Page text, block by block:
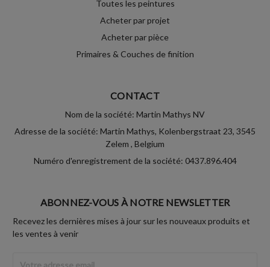
Toutes les peintures
Acheter par projet
Acheter par pièce
Primaires & Couches de finition
CONTACT
Nom de la société: Martin Mathys NV
Adresse de la société: Martin Mathys, Kolenbergstraat 23, 3545
Zelem , Belgium
Numéro d'enregistrement de la société: 0437.896.404
ABONNEZ-VOUS À NOTRE NEWSLETTER
Recevez les dernières mises à jour sur les nouveaux produits et
les ventes à venir